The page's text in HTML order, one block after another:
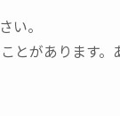
い。
があります。